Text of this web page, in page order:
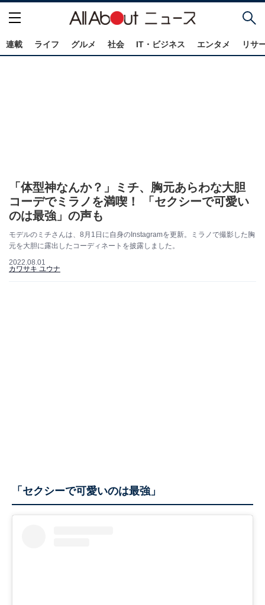
連載 ライフ グルメ 社会 IT・ビジネス エンタメ リサ
「体型神なんか？」ミチ、胸元あらわな大胆
コーデでミラノを満喫！ 「セクシーで可愛い
のは最強」の声も
モデルのミチさんは、8月1日に自身のInstagramを更新。ミラノで撮影した胸
元を大胆に露出したコーディネートを披露しました。
2022.08.01
カワサキ ユウナ
「セクシーで可愛いのは最強」